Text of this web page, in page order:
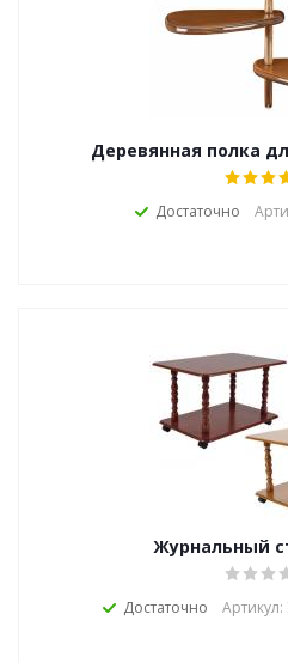
zakaz@topcvetok.ru
Деревянная полка
Достаточно
Журнальный
Достаточно